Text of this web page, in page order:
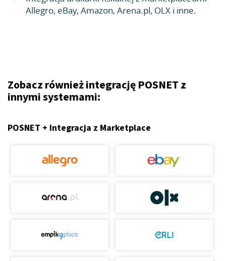
Allegro, eBay, Amazon, Arena.pl, OLX i inne.
Zobacz również integrację POSNET z
innymi systemami:
POSNET + Integracja z Marketplace